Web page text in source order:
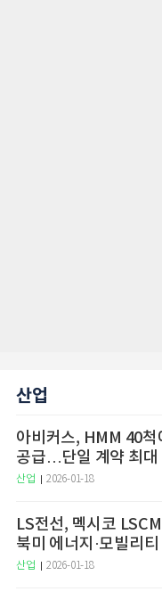
산업
아비커스, HMM 40척
공급…단일 계약 최대
산업 2026-01-18
LS전선, 멕시코
북미 에너지·모빌리
산업 2026-01-18